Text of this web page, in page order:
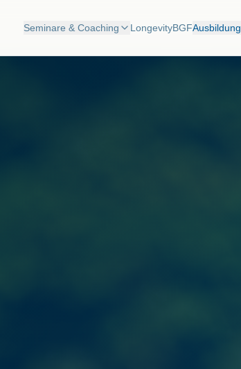
Seminare & Coaching LongevityBGFAusbildung